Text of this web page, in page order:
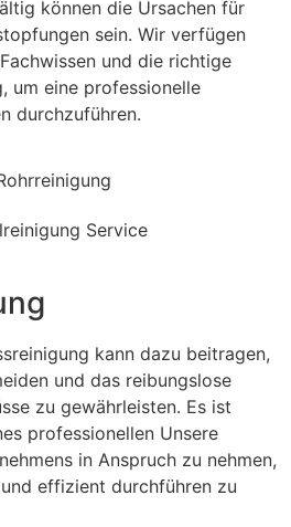
können die Ursachen für
sein. Wir verfügen
und die richtige
um eine professionelle
durchzuführen.
kann dazu beitragen,
und das reibungslose
zu gewährleisten. Es ist
professionellen Unsere
in Anspruch zu nehmen,
effizient durchführen zu